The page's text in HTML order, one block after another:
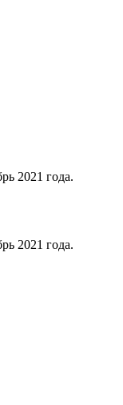
2021 года.
2021 года.